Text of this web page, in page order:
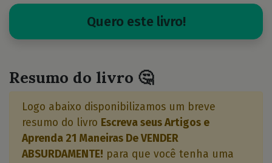
Quero este livro!
Resumo do livro 🤔
Logo abaixo disponibilizamos um breve
resumo do livro Escreva seus Artigos e
Aprenda 21 Maneiras De VENDER
ABSURDAMENTE! para que você tenha uma